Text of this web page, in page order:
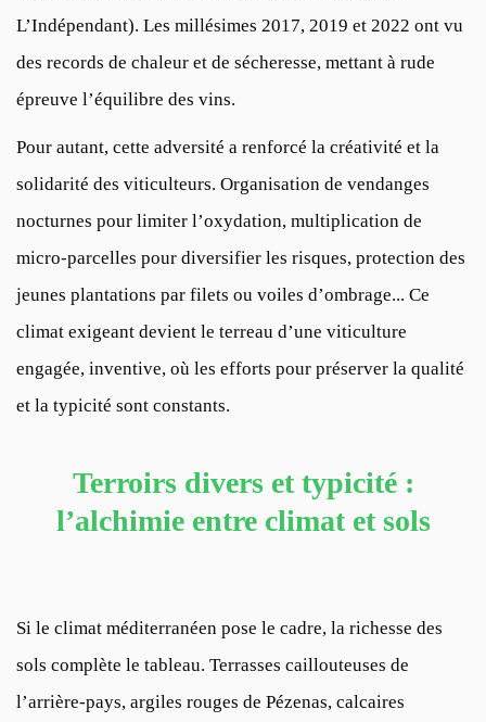
L’Indépendant). Les millésimes 2017, 2019 et 2022 ont vu
des records de chaleur et de sécheresse, mettant à rude
épreuve l’équilibre des vins.
Pour autant, cette adversité a renforcé la créativité et la
solidarité des viticulteurs. Organisation de vendanges
nocturnes pour limiter l’oxydation, multiplication de
micro-parcelles pour diversifier les risques, protection des
jeunes plantations par filets ou voiles d’ombrage... Ce
climat exigeant devient le terreau d’une viticulture
engagée, inventive, où les efforts pour préserver la qualité
et la typicité sont constants.
Terroirs divers et typicité :
l’alchimie entre climat et sols
Si le climat méditerranéen pose le cadre, la richesse des
sols complète le tableau. Terrasses caillouteuses de
l’arrière-pays, argiles rouges de Pézenas, calcaires